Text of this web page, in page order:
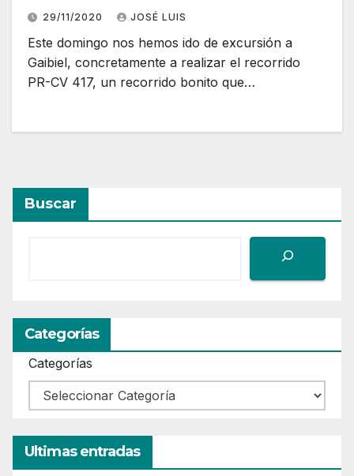
29/11/2020 JOSÉ LUIS
Este domingo nos hemos ido de excursión a
Gaibiel, concretamente a realizar el recorrido
PR-CV 417, un recorrido bonito que…
Buscar
Categorías
Categorías
Ultimas entradas